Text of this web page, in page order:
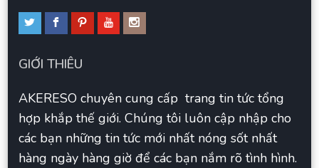
GIỚI THIÊU
AKERESO chuyên cung cấp trang tin tức tổng
hợp khắp thế giới. Chúng tôi luôn cập nhập cho
các bạn những tin tức mới nhất nóng sốt nhất
hàng ngày hàng giờ để các bạn nắm rõ tình hình.